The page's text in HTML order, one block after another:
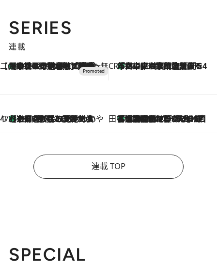
SERIES
連載
【CREA×星野リゾート】唯一無二。癒しと発見が待つ場所へ
2026.8.7
【トンボの足水浴】ヒノキの香りに包まれて涼感マックス！約13℃の湧水かけ流しを避暑地「星野温泉 トンボの湯」で体験 CREA'S CHOICE
2026.8.7
「立川にも歌舞伎があるんだよ」 片岡仁左衛門・市川中車ら豪華座組みで4年目の立川立飛歌舞伎へ
47都道府県の手みやげ ひんやりスイーツで夏を満喫
2026.8.7
【京都府】この夏絶対食べたい 冷やしておいしいおやつ3選 ひと口目から心を掴む新緑のテリーヌ 田中稲の勝手に再ブーム
2026.8.7
「湘南乃風に憧れて」観客大盛上がりの“タオル回し”に、ラッパー顔負けの高速歌唱まで…さだまさし（74）のアグレッシブすぎる現在地
連載 TOP
SPECIAL